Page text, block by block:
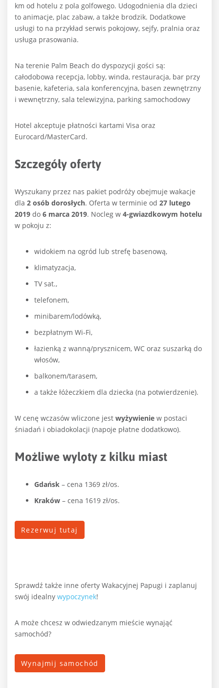
km od hotelu z pola golfowego. Udogodnienia dla dzieci
to animacje, plac zabaw, a także brodzik. Dodatkowe
usługi to na przykład serwis pokojowy, sejfy, pralnia oraz
usługa prasowania.
Na terenie Palm Beach do dyspozycji gości są:
całodobowa recepcja, lobby, winda, restauracja, bar przy
basenie, kafeteria, sala konferencyjna, basen zewnętrzny
i wewnętrzny, sala telewizyjna, parking samochodowy
Hotel akceptuje płatności kartami Visa oraz
Eurocard/MasterCard.
Szczegóły oferty
Wyszukany przez nas pakiet podróży obejmuje wakacje
dla 2 osób dorosłych. Oferta w terminie od 27 lutego
2019 do 6 marca 2019. Nocleg w 4-gwiazdkowym hotelu
w pokoju z:
widokiem na ogród lub strefę basenową,
klimatyzacja,
TV sat.,
telefonem,
minibarem/lodówką,
bezpłatnym Wi-Fi,
łazienką z wanną/prysznicem, WC oraz suszarką do
włosów,
balkonem/tarasem,
a także łóżeczkiem dla dziecka (na potwierdzenie).
W cenę wczasów wliczone jest wyżywienie w postaci
śniadań i obiadokolacji (napoje płatne dodatkowo).
Możliwe wyloty z kilku miast
Gdańsk – cena 1369 zł/os.
Kraków – cena 1619 zł/os.
Rezerwuj tutaj
Sprawdź także inne oferty Wakacyjnej Papugi i zaplanuj
swój idealny wypoczynek!
A może chcesz w odwiedzanym mieście wynająć
samochód?
Wynajmij samochód